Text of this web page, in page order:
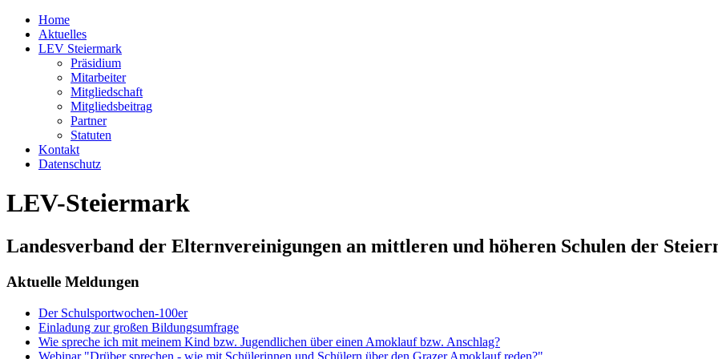
Home
Aktuelles
LEV Steiermark
Präsidium
Mitarbeiter
Mitgliedschaft
Mitgliedsbeitrag
Partner
Statuten
Kontakt
Datenschutz
LEV-Steiermark
Landesverband der Elternvereinigungen an mittleren und höheren Schulen der
Aktuelle Meldungen
Der Schulsportwochen-100er
Einladung zur großen Bildungsumfrage
Wie spreche ich mit meinem Kind bzw. Jugendlichen über einen Amoklauf bzw. Anschlag?
Webinar "Drüber sprechen - wie mit Schülerinnen und Schülern über den Grazer Amoklauf reden?"